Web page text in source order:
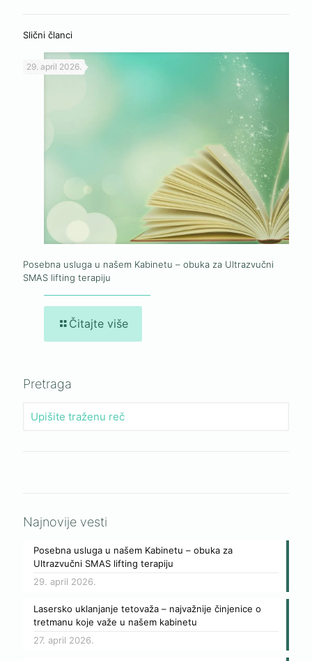
Slični članci
29. april 2026.
Posebna usluga u našem Kabinetu – obuka za Ultrazvučni
SMAS lifting terapiju
Čitajte više
Pretraga
Najnovije vesti
Posebna usluga u našem Kabinetu – obuka za
Ultrazvučni SMAS lifting terapiju
29. april 2026.
Lasersko uklanjanje tetovaža – najvažnije činjenice o
tretmanu koje važe u našem kabinetu
27. april 2026.